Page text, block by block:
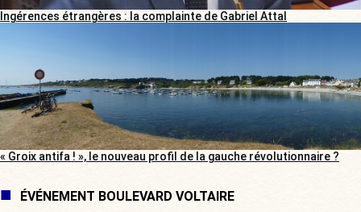
Ingérences étrangères : la complainte de Gabriel Attal
« Groix antifa ! », le nouveau profil de la gauche révolutionnaire ?
ÉVÉNEMENT BOULEVARD VOLTAIRE